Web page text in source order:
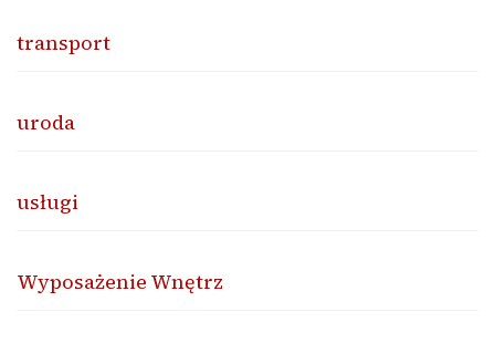
transport
uroda
usługi
Wyposażenie Wnętrz